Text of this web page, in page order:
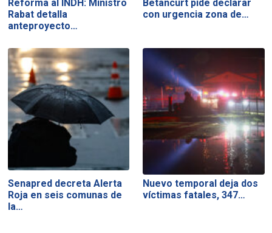
Reforma al INDH: Ministro
Rabat detalla
anteproyecto…
Betancurt pide declarar
con urgencia zona de…
Senapred decreta Alerta
Roja en seis comunas de
la…
Nuevo temporal deja dos
víctimas fatales, 347…